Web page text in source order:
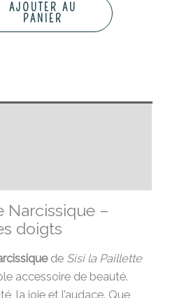
AJOUTER AU
PANIER
Narcissique –
doigts
de Sisi la Paillette
accessoire de beauté.
la joie et l’audace. Que